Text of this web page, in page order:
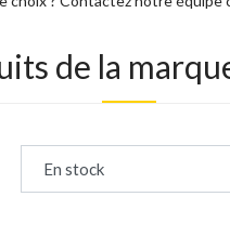
de la